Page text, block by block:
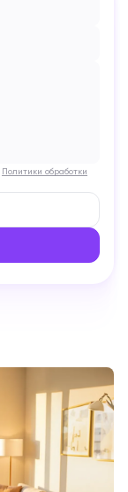
Политики обработки